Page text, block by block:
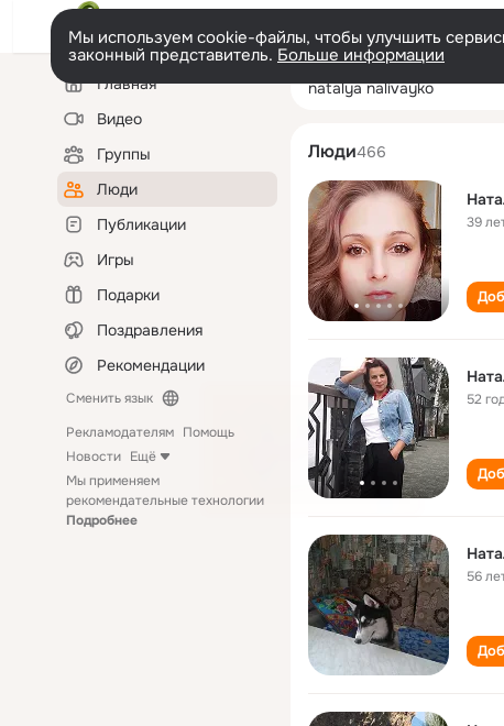
Мы используем cookie-файлы, чтобы улучшить
законный представитель. Больше информации
Левая
колонкаГлавная
Видео
Группы
Люди
Публикации
Игры
Подарки
Поздравления
Рекомендации
Сменить язык
Рекламодателям Помощь
Новости Ещё
Мы применяем
рекомендательные технологии
Подробнее
natalya nalivayko
Люди466
39
52
56